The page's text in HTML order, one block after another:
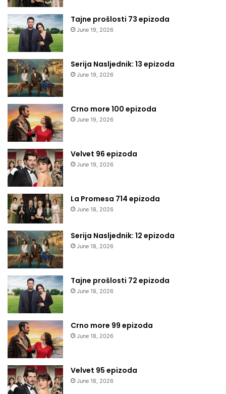
Tajne prošlosti 73 epizoda
June 19, 2026
Serija Nasljednik: 13 epizoda
June 19, 2026
Crno more 100 epizoda
June 19, 2026
Velvet 96 epizoda
June 19, 2026
La Promesa 714 epizoda
June 18, 2026
Serija Nasljednik: 12 epizoda
June 18, 2026
Tajne prošlosti 72 epizoda
June 18, 2026
Crno more 99 epizoda
June 18, 2026
Velvet 95 epizoda
June 18, 2026